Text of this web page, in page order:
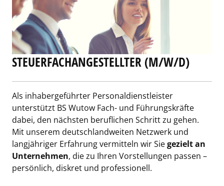
STEUERFACHANGESTELLTER (M/W/D)
Als inhabergeführter Personaldienstleister
unterstützt BS Wutow Fach- und Führungskräfte
dabei, den nächsten beruflichen Schritt zu gehen.
Mit unserem deutschlandweiten Netzwerk und
langjähriger Erfahrung vermitteln wir Siegezielt an
Unternehmen, die zu Ihren Vorstellungen passen –
persönlich, diskret und professionell.